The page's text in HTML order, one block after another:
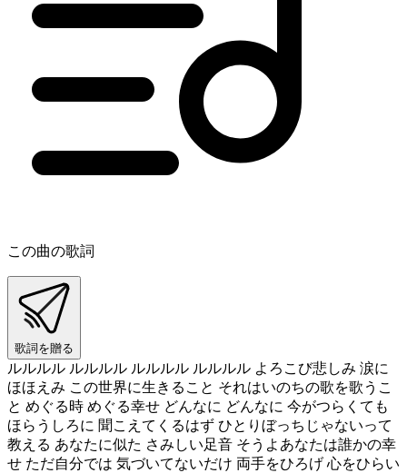
この曲の歌詞
歌詞を贈る
ルルルル ルルルル ルルルル ルルルル よろこび悲しみ 涙に
ほほえみ この世界に生きること それはいのちの歌を歌うこ
と めぐる時 めぐる幸せ どんなに どんなに 今がつらくても
ほらうしろに 聞こえてくるはず ひとりぼっちじゃないって
教える あなたに似た さみしい足音 そうよあなたは誰かの幸
せ ただ自分では 気づいてないだけ 両手をひろげ 心をひらい